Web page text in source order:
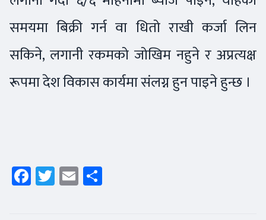
समयमा बिक्री गर्न वा धितो राखी कर्जा लिन
सकिने, लगानी रकमको जोखिम नहुने र अप्रत्यक्ष
रूपमा देश विकास कार्यमा संलग्न हुन पाइने हुन्छ ।
Facebook
Twitter
Email